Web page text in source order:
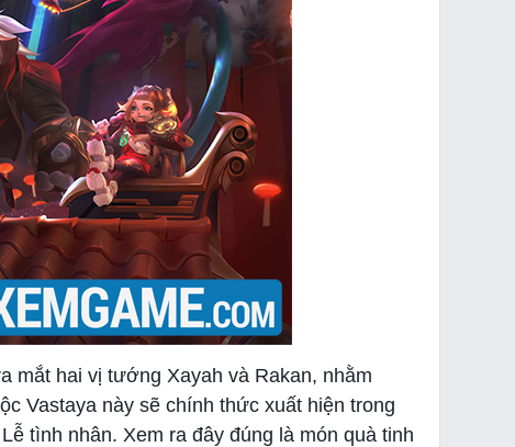
mắt hai vị tướng Xayah và Rakan, nhằm
Vastaya này sẽ chính thức xuất hiện trong
tình nhân. Xem ra đây đúng là món quà tinh